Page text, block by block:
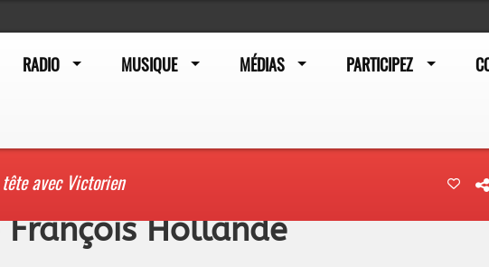
RADIO MUSIQUE MÉDIAS PARTICIPEZ
avec Victorien
Hollande